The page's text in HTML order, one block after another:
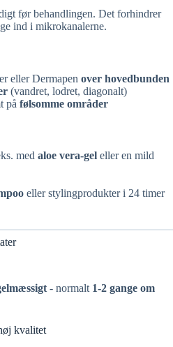
før behandlingen. Det forhindrer
ind i mikrokanalerne.
eller Dermapen over hovedbunden
(vandret, lodret, diagonalt)
på følsomme områder
med aloe vera-gel eller en mild
eller stylingprodukter i 24 timer
- normalt 1-2 gange om
kvalitet